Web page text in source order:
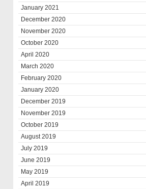
January 2021
December 2020
November 2020
October 2020
April 2020
March 2020
February 2020
January 2020
December 2019
November 2019
October 2019
August 2019
July 2019
June 2019
May 2019
April 2019